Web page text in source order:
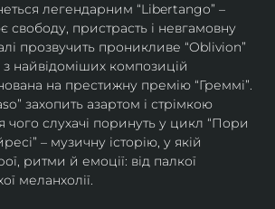
легендарним “Libertango” –
свободу, пристрасть і невгамовну
прозвучить проникливе “Oblivion”
з найвідоміших композицій
на престижну премію “Греммі”.
захопить азартом і стрімкою
чого слухачі поринуть у цикл “Пори
– музичну історію, у якій
ритми й емоції: від палкої
меланхолії.